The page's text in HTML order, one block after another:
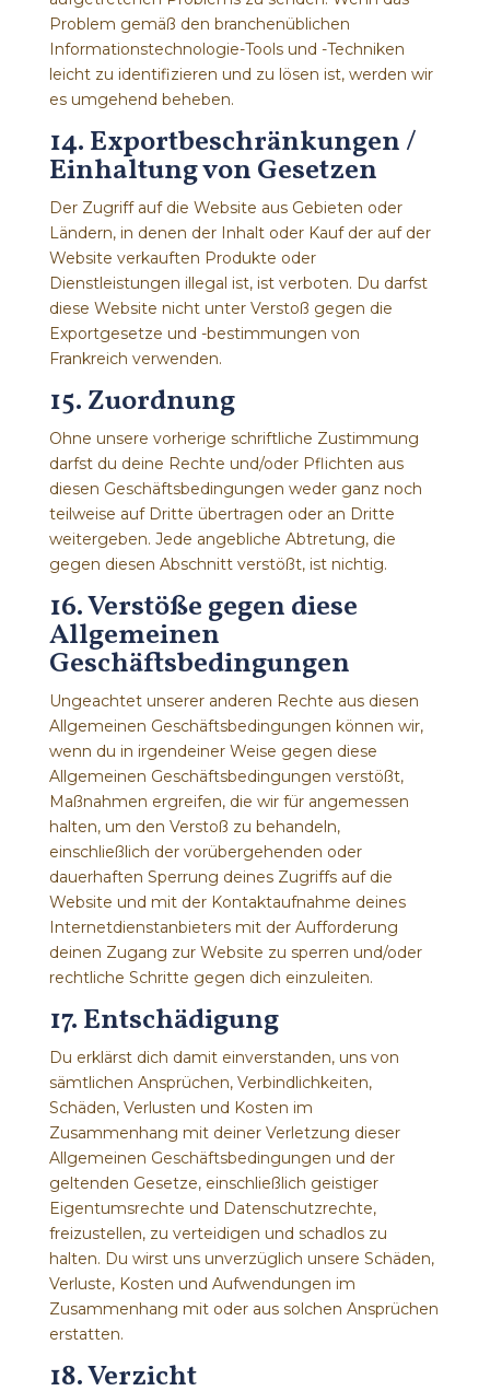
Problem gemäß den branchenüblichen
Informationstechnologie-Tools und -Techniken
leicht zu identifizieren und zu lösen ist, werden wir
es umgehend beheben.
14. Exportbeschränkungen /
Einhaltung von Gesetzen
Der Zugriff auf die Website aus Gebieten oder
Ländern, in denen der Inhalt oder Kauf der auf der
Website verkauften Produkte oder
Dienstleistungen illegal ist, ist verboten. Du darfst
diese Website nicht unter Verstoß gegen die
Exportgesetze und -bestimmungen von
Frankreich verwenden.
15. Zuordnung
Ohne unsere vorherige schriftliche Zustimmung
darfst du deine Rechte und/oder Pflichten aus
diesen Geschäftsbedingungen weder ganz noch
teilweise auf Dritte übertragen oder an Dritte
weitergeben. Jede angebliche Abtretung, die
gegen diesen Abschnitt verstößt, ist nichtig.
16. Verstöße gegen diese
Allgemeinen
Geschäftsbedingungen
Ungeachtet unserer anderen Rechte aus diesen
Allgemeinen Geschäftsbedingungen können wir,
wenn du in irgendeiner Weise gegen diese
Allgemeinen Geschäftsbedingungen verstößt,
Maßnahmen ergreifen, die wir für angemessen
halten, um den Verstoß zu behandeln,
einschließlich der vorübergehenden oder
dauerhaften Sperrung deines Zugriffs auf die
Website und mit der Kontaktaufnahme deines
Internetdienstanbieters mit der Aufforderung
deinen Zugang zur Website zu sperren und/oder
rechtliche Schritte gegen dich einzuleiten.
17. Entschädigung
Du erklärst dich damit einverstanden, uns von
sämtlichen Ansprüchen, Verbindlichkeiten,
Schäden, Verlusten und Kosten im
Zusammenhang mit deiner Verletzung dieser
Allgemeinen Geschäftsbedingungen und der
geltenden Gesetze, einschließlich geistiger
Eigentumsrechte und Datenschutzrechte,
freizustellen, zu verteidigen und schadlos zu
halten. Du wirst uns unverzüglich unsere Schäden,
Verluste, Kosten und Aufwendungen im
Zusammenhang mit oder aus solchen Ansprüchen
erstatten.
18. Verzicht